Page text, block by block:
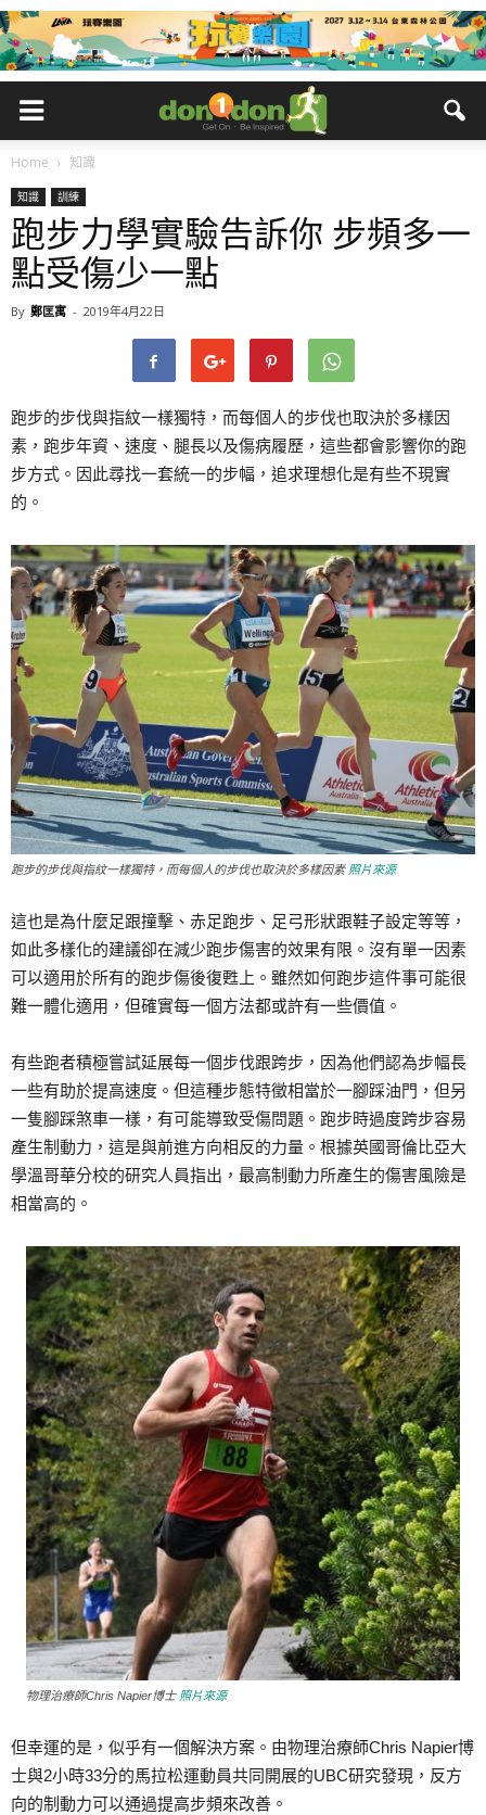
Home 知識
知識 訓練
跑步力學實驗告訴你 步頻多一
點受傷少一點
By 鄭匡寓 - 2019年4月22日
跑步的步伐與指紋一樣獨特，而每個人的步伐也取決於多樣因
素，跑步年資、速度、腿長以及傷病履歷，這些都會影響你的跑
步方式。因此尋找一套統一的步幅，追求理想化是有些不現實
的。
跑步的步伐與指紋一樣獨特，而每個人的步伐也取決於多樣因素 照片來源
這也是為什麼足跟撞擊、赤足跑步、足弓形狀跟鞋子設定等等，
如此多樣化的建議卻在減少跑步傷害的效果有限。沒有單一因素
可以適用於所有的跑步傷後復甦上。雖然如何跑步這件事可能很
難一體化適用，但確實每一個方法都或許有一些價值。
有些跑者積極嘗試延展每一個步伐跟跨步，因為他們認為步幅長
一些有助於提高速度。但這種步態特徵相當於一腳踩油門，但另
一隻腳踩煞車一樣，有可能導致受傷問題。跑步時過度跨步容易
產生制動力，這是與前進方向相反的力量。根據英國哥倫比亞大
學溫哥華分校的研究人員指出，最高制動力所產生的傷害風險是
相當高的。
物理治療師Chris Napier博士 照片來源
但幸運的是，似乎有一個解決方案。由物理治療師Chris Napier博
士與2小時33分的馬拉松運動員共同開展的UBC研究發現，反方
向的制動力可以通過提高步頻來改善。